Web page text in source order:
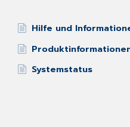
Hilfe und
Systemstatus